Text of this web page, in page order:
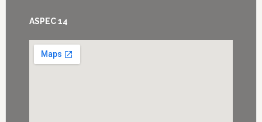
Footer
ASPEC 14